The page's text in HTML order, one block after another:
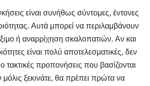
είναι συνήθως σύντομες, έντονες
Αυτά μπορεί να περιλαμβάνουν
ή αναρρίχηση σκαλοπατιών. Αν και
είναι πολύ αποτελεσματικές, δεν
τακτικές προπονήσεις που βασίζονται
ξεκινάτε, θα πρέπει πρώτα να